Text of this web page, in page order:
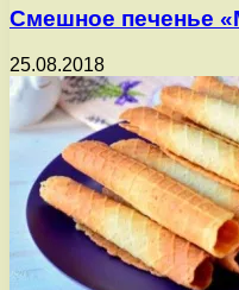
Смешное печенье
25.08.2018